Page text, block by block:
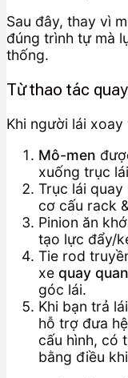
Sau đây, thay vì
đúng trình tự mà
thống.
Từ thao tác
Khi người lái xoay
Mô-men
xuống trục
Trục lái quay
cơ cấu rack
Pinion ăn
tạo lực đẩy/
Tie rod
xe quay
góc lái.
Khi bạn trả
hỗ trợ đưa
cấu hình, có
bằng điều